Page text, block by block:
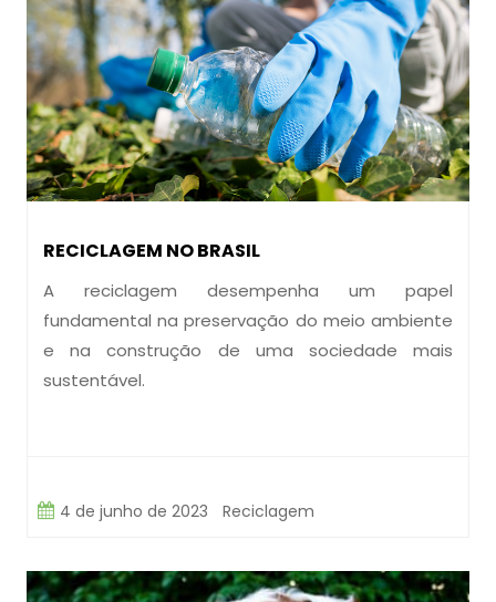
RECICLAGEM NO BRASIL
A reciclagem desempenha um papel
fundamental na preservação do meio ambiente
e na construção de uma sociedade mais
sustentável.
4 de junho de 2023 Reciclagem